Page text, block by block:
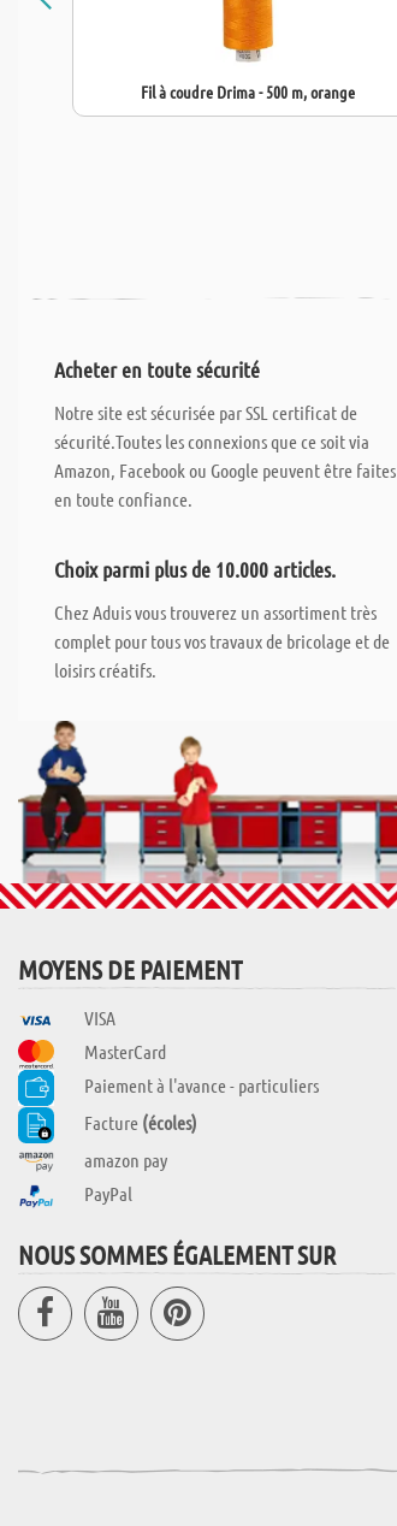
Fil à coudre Drima - 500 m, orange
Acheter en toute sécurité
Notre site est sécurisée par SSL certificat de
sécurité.Toutes les connexions que ce soit via
Amazon, Facebook ou Google peuvent être faites
en toute confiance.
Choix parmi plus de 10.000 articles.
Chez Aduis vous trouverez un assortiment très
complet pour tous vos travaux de bricolage et de
loisirs créatifs.
MOYENS DE PAIEMENT
VISA
MasterCard
Paiement à l'avance - particuliers
Facture (écoles)
amazon pay
PayPal
NOUS SOMMES ÉGALEMENT SUR